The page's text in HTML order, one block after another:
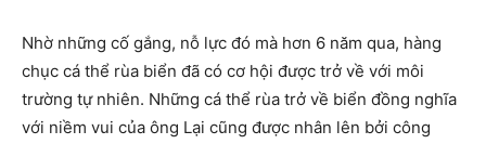
Nhờ những cố gắng, nỗ lực đó mà hơn 6 năm qua, hàng
chục cá thể rùa biển đã có cơ hội được trở về với môi
trường tự nhiên. Những cá thể rùa trở về biển đồng nghĩa
với niềm vui của ông Lại cũng được nhân lên bởi công